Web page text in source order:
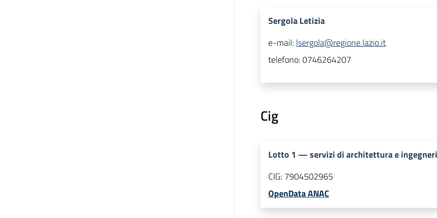
Sergola Letizia
e-mail: lsergola@regione.lazio.it
telefono:0746264207
Cig
Lotto 1 —servizi di architettura e
CIG: 7904502965
OpenData ANAC